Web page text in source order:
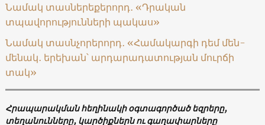
Նամակ տասներեքերորդ․ «Դրական
տպավորությունների պակաս»
Նամակ տասնչորերորդ․ «Համակարգի դեմ մեն-
մենակ․ երեխան՝ արդարադատության մուրճի
տակ»
Հրապարակման հեղինակի օգտագործած եզրերը,
տեղանունները, կարծիքներն ու գաղափարները